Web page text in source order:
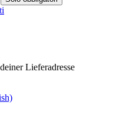
Lieferadresse